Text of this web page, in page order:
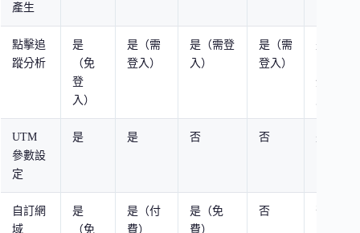
產生
點擊追
蹤分析
是
（免
登
入）
是（需
登入）
是（需登
入）
是（需
登入）
是
登
UTM
參數設
定
是 是 否 否 是
自訂網
域
是
（免
是（付
費）
是（免
費）
否 否